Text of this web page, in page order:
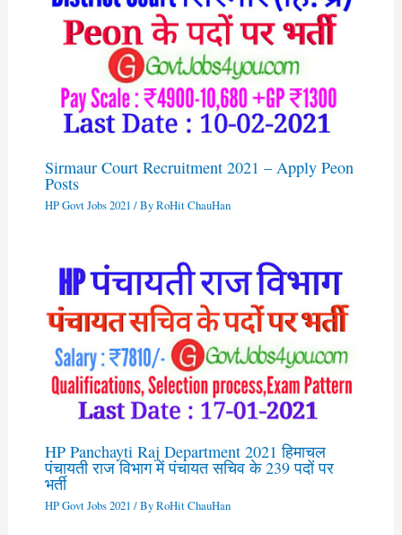
Sirmaur Court Recruitment 2021 – Apply Peon
Posts
HP Govt Jobs 2021 / ByRoHit ChauHan
HP Panchayti Raj Department 2021 हिमाचल
पंचायती राज विभाग में पंचायत सचिव के 239 पदों पर
भर्ती
HP Govt Jobs 2021 / ByRoHit ChauHan